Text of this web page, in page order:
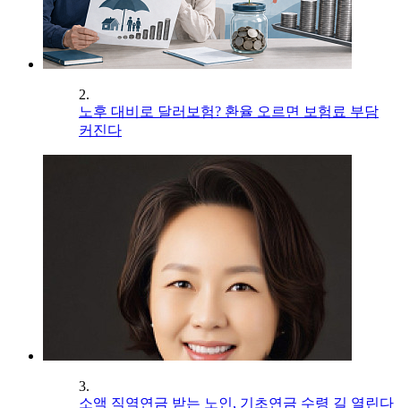
2.
노후 대비로 달러보험? 환율 오르면 보험료 부담
커진다
3.
소액 직역연금 받는 노인, 기초연금 수령 길 열린다